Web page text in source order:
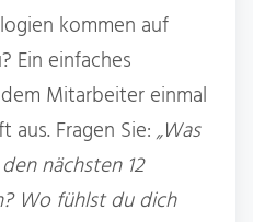
kommen auf
Ein einfaches
Mitarbeiter einmal
aus. Fragen Sie: „Was
nächsten 12
Wo fühlst du dich